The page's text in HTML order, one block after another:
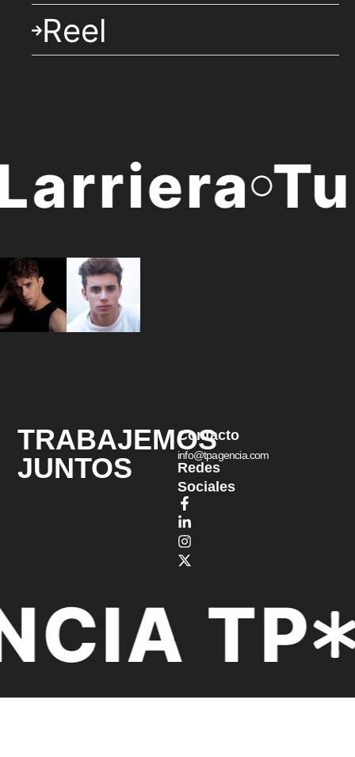
Reel
TRABAJEMOS
JUNTOS
Redes
Sociales
Contacto
info@tpagencia.com
TP